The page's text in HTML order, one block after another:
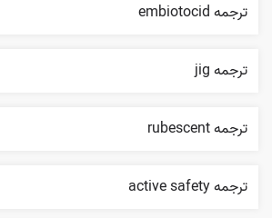
ترجمه embiotocid
ترجمه jig
ترجمه rubescent
ترجمه active safety